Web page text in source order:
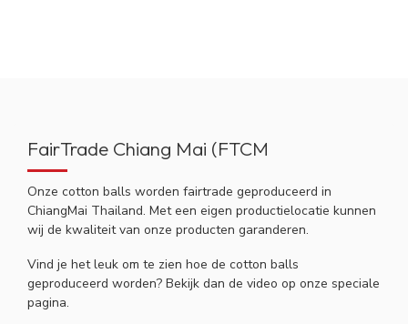
FairTrade Chiang Mai (FTCM
Onze cotton balls worden fairtrade geproduceerd in
ChiangMai Thailand. Met een eigen productielocatie kunnen
wij de kwaliteit van onze producten garanderen.
Vind je het leuk om te zien hoe de cotton balls
geproduceerd worden? Bekijk dan de video op onze speciale
pagina.